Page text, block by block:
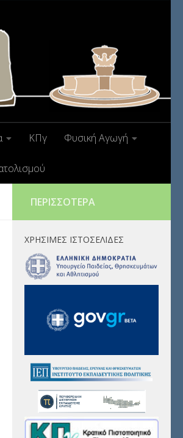
ΚΠγ Φυσική Αγωγή
ΠΕΡΙΣΣΌΤΕΡΑ
ΧΡΉΣΙΜΕΣ ΙΣΤΟΣΕΛΊΔΕΣ